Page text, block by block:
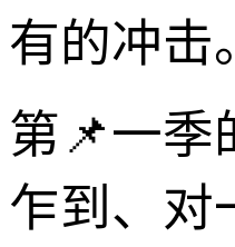
有的冲击
第📌一季
乍到、对